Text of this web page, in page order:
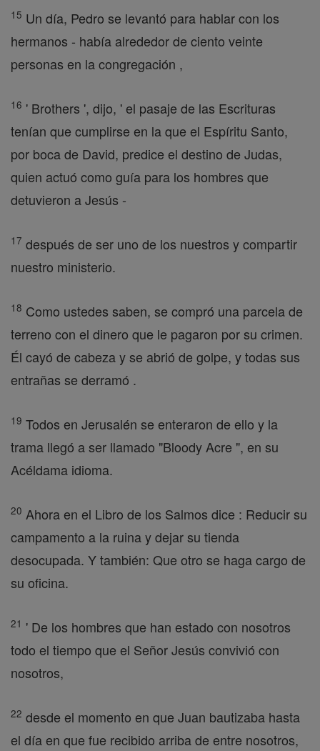
15 Un día, Pedro se levantó para hablar con los
hermanos - había alrededor de ciento veinte
personas en la congregación ,
16 ' Brothers ', dijo, ' el pasaje de las Escrituras
tenían que cumplirse en la que el Espíritu Santo,
por boca de David, predice el destino de Judas,
quien actuó como guía para los hombres que
detuvieron a Jesús -
17 después de ser uno de los nuestros y compartir
nuestro ministerio.
18 Como ustedes saben, se compró una parcela de
terreno con el dinero que le pagaron por su crimen.
Él cayó de cabeza y se abrió de golpe, y todas sus
entrañas se derramó .
19 Todos en Jerusalén se enteraron de ello y la
trama llegó a ser llamado "Bloody Acre ", en su
Acéldama idioma.
20 Ahora en el Libro de los Salmos dice : Reducir su
campamento a la ruina y dejar su tienda
desocupada. Y también: Que otro se haga cargo de
su oficina.
21 ' De los hombres que han estado con nosotros
todo el tiempo que el Señor Jesús convivió con
nosotros,
22 desde el momento en que Juan bautizaba hasta
el día en que fue recibido arriba de entre nosotros,